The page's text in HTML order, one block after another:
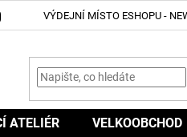
VÝDEJNÍ MÍSTO ESHOPU -
ATELIÉR VELKOOBCHOD